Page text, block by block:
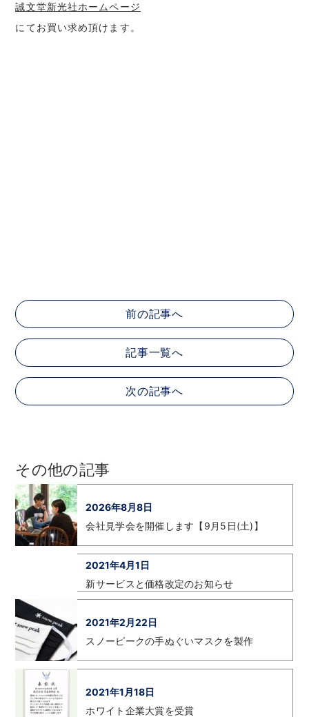
誠文堂新光社ホームページ
にてお買い求め頂けます。
前の記事へ
記事一覧へ
次の記事へ
その他の記事
2026年8月8日
会社見学会を開催します【9月5日(土)】
2021年4月1日
新サービスと価格改定のお知らせ
2021年2月22日
スノーピークの手ぬぐいマスクを製作
2021年1月18日
ホワイト企業大賞を受賞